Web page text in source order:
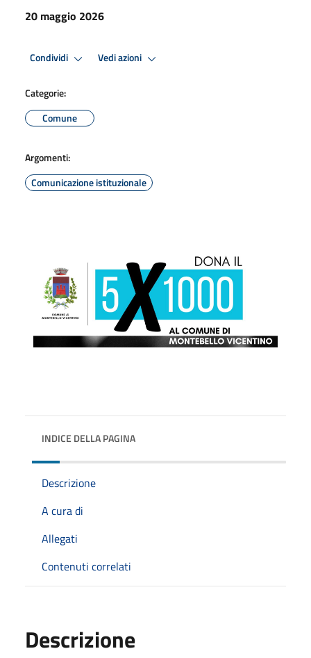
20 maggio 2026
Condividi Vedi azioni
Categorie:
Comune
Argomenti:
Comunicazione istituzionale
INDICE DELLA PAGINA
Descrizione
A cura di
Allegati
Contenuti correlati
Descrizione